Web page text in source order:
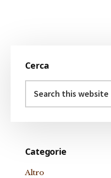
Sidebar
Cerca
this
Categorie
Altro